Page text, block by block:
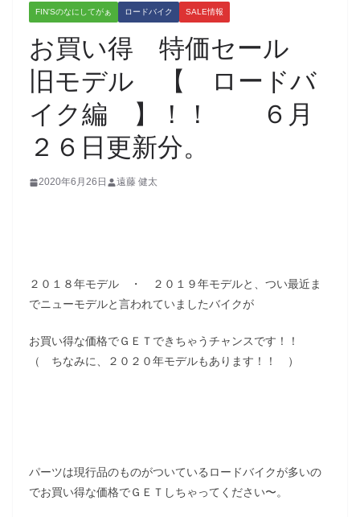
FIN'Sのなにしてがぁ ロードバイク SALE情報
お買い得 特価セール
旧モデル 【 ロードバ
イク編 】！！ ６月
２６日更新分。
2020年6月26日 遠藤 健太
２０１８年モデル ・ ２０１９年モデルと、つい最近ま
でニューモデルと言われていましたバイクが
お買い得な価格でＧＥＴできちゃうチャンスです！！
（ ちなみに、２０２０年モデルもあります！！ ）
パーツは現行品のものがついているロードバイクが多いの
でお買い得な価格でＧＥＴしちゃってください〜。